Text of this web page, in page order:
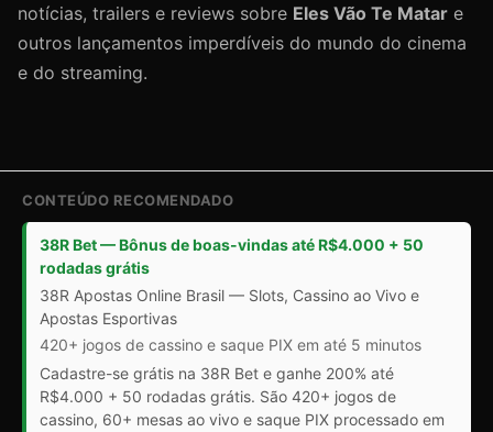
notícias, trailers e reviews sobre Eles Vão Te Matar e
outros lançamentos imperdíveis do mundo do cinema
e do streaming.
CONTEÚDO RECOMENDADO
38R Bet — Bônus de boas-vindas até R$4.000 + 50
rodadas grátis
38R Apostas Online Brasil — Slots, Cassino ao Vivo e
Apostas Esportivas
420+ jogos de cassino e saque PIX em até 5 minutos
Cadastre-se grátis na 38R Bet e ganhe 200% até
R$4.000 + 50 rodadas grátis. São 420+ jogos de
cassino, 60+ mesas ao vivo e saque PIX processado em